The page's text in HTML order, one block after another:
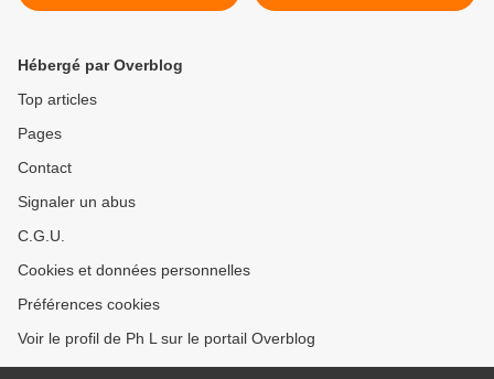
Hébergé par Overblog
Top articles
Pages
Contact
Signaler un abus
C.G.U.
Cookies et données personnelles
Préférences cookies
Voir le profil de Ph L sur le portail Overblog